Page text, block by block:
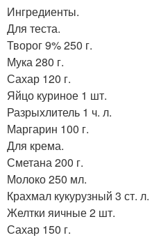
Ингредиенты.
Для теста.
Творог 9% 250 г.
Мука 280 г.
Сахар 120 г.
Яйцо куриное 1 шт.
Разрыхлитель 1 ч. л.
Маргарин 100 г.
Для крема.
Сметана 200 г.
Молоко 250 мл.
Крахмал кукурузный 3 ст. л.
Желтки яичные 2 шт.
Сахар 150 г.